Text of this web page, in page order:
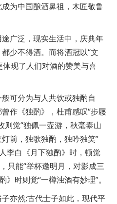
为中国酿酒鼻祖，木匠敬鲁
广泛，现实生活中，庆典年
少不得酒。而将酒冠以“文
体现了人们对酒的赞美与喜
可分为与人共饮或独酌自
作《独酌》，杜甫感叹“步屦
则觉“独佩一壶游，秋毫泰山
前，独歌独酌，独吟独笑”
李白《月下独酌》时，顿觉
只能“举杯邀明月，对影成三
》时则觉“一樽浊酒有妙理”。
亦然;古代士子如此，现代平